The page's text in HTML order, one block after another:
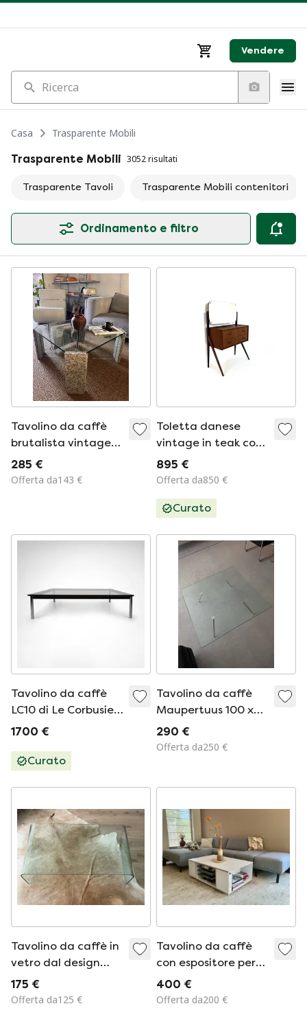
Vendere
Ricerca
Casa
Trasparente Mobili
Trasparente Mobili 3052 risultati
Trasparente Tavoli Trasparente Mobili contenitori
Ordinamento e filtro
Tavolino da caffè
brutalista vintage
anni '70
285 €
Offerta da143 €
Toletta danese
vintage in teak con
specchio anni '60
895 €
Offerta da850 €
Curato
Tavolino da caffè
LC10 di Le Corbusier,
Pierre Jeanneret e
per Cassina anni '90
1700 €
Curato
Tavolino da caffè
Maupertuus 100 x
100 cm
290 €
Offerta da250 €
Tavolino da caffè in
vetro dal design
vintage in stile
FIAM.
175 €
Offerta da125 €
Tavolino da caffè
con espositore per
album fotografici.
400 €
Offerta da200 €